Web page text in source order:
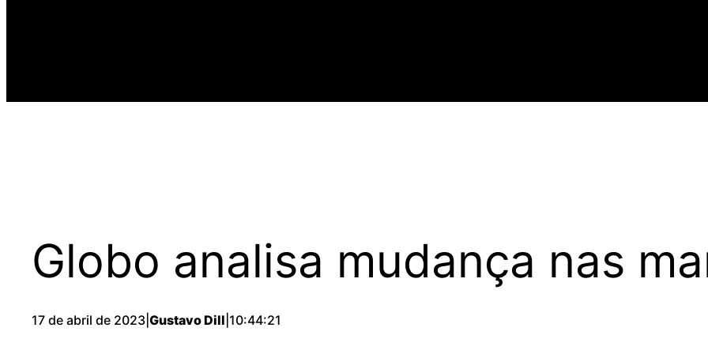
Globo analisa mudança nas
17 de abril de 2023 Gustavo Dill 10:44:21